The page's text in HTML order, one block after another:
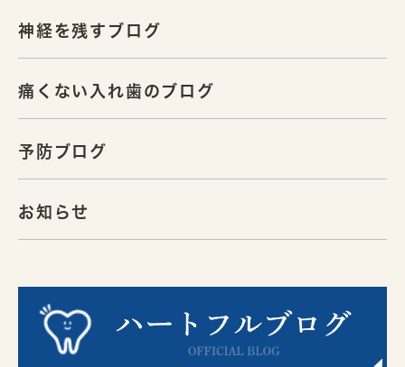
神経を残すブログ
痛くない入れ歯のブログ
予防ブログ
お知らせ